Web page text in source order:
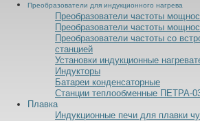
Преобразователи для индукционного нагрева
Преобразователи частоты
Преобразователи частоты
Преобразователи частоты со
станцией
Установки индукционные
Индукторы
Батареи конденсаторные
Станции теплообменные ПЕТРА-
Плавка
Индукционные печи для плавки